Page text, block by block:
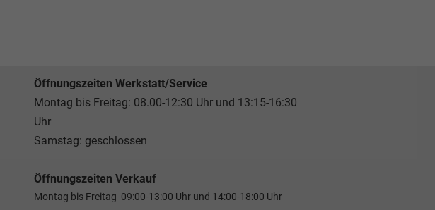
Öffnungszeiten Werkstatt/Service
Montag bis Freitag: 08.00-12:30 Uhr und 13:15-16:30
Uhr
Samstag: geschlossen
Öffnungszeiten Verkauf
Montag bis Freitag 09:00-13:00 Uhr und 14:00-18:00 Uhr